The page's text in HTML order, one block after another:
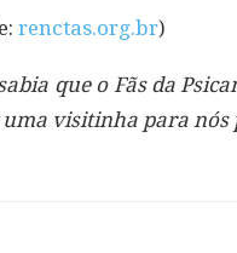
renctas.org.br)
que o Fãs da
visitinha para nós